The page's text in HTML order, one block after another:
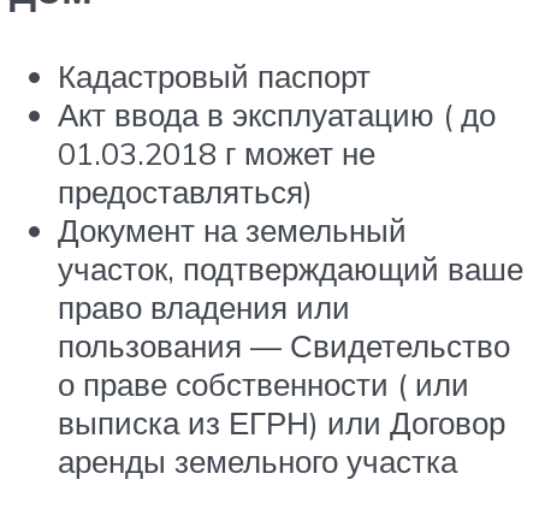
Кадастровый паспорт
Акт ввода в эксплуатацию ( до
01.03.2018 г может не
предоставляться)
Документ на земельный
участок, подтверждающий ваше
право владения или
пользования — Свидетельство
о праве собственности ( или
выписка из ЕГРН) или Договор
аренды земельного участка